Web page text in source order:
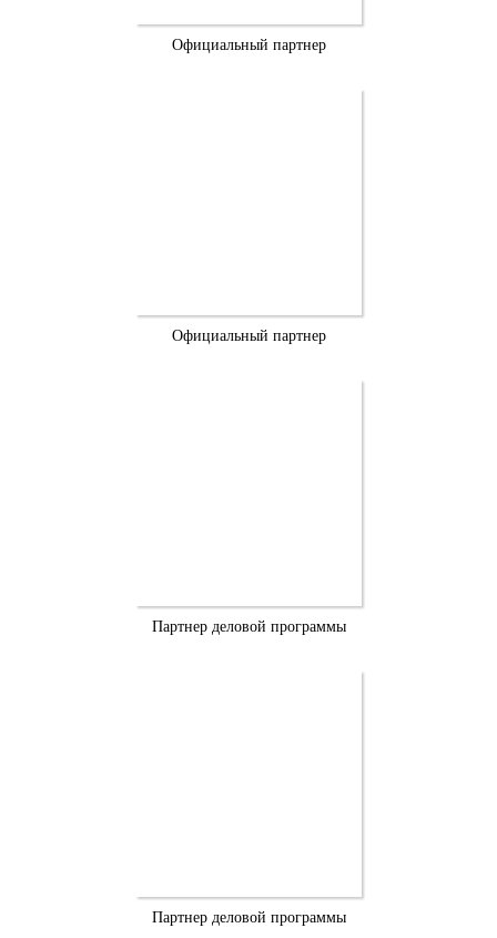
Официальный партнер
Официальный партнер
Партнер деловой программы
Партнер деловой программы